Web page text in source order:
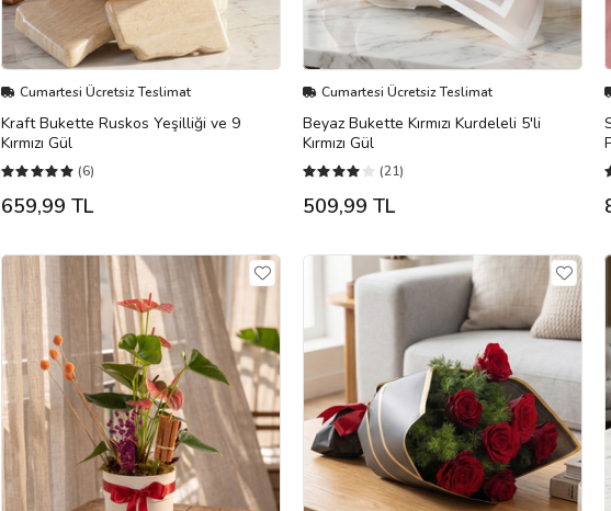
Cumartesi Ücretsiz Teslimat
Kraft Bukette Ruskos Yeşilliği ve 9
Kırmızı Gül
(6)
659,99 TL
Cumartesi Ücretsiz Teslimat
Beyaz Bukette Kırmızı Kurdeleli 5'li
Kırmızı Gül
(21)
509,99 TL